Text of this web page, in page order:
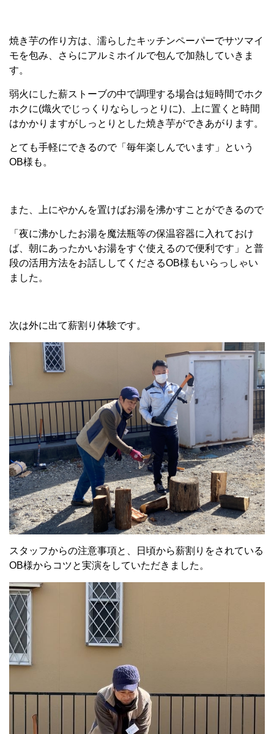
焼き芋の作り方は、濡らしたキッチンペーパーでサツマイ
モを包み、さらにアルミホイルで包んで加熱していきま
す。
弱火にした薪ストーブの中で調理する場合は短時間でホク
ホクに(熾火でじっくりならしっとりに)、上に置くと時間
はかかりますがしっとりとした焼き芋ができあがります。
とても手軽にできるので「毎年楽しんでいます」という
OB様も。
また、上にやかんを置けばお湯を沸かすことができるので
「夜に沸かしたお湯を魔法瓶等の保温容器に入れておけ
ば、朝にあったかいお湯をすぐ使えるので便利です」と普
段の活用方法をお話ししてくださるOB様もいらっしゃい
ました。
次は外に出て薪割り体験です。
スタッフからの注意事項と、日頃から薪割りをされている
OB様からコツと実演をしていただきました。